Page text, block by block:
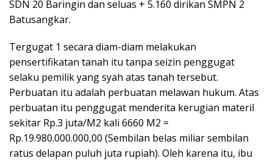
SDN 20 Baringin dan seluas + 5.160 dirikan SMPN 2
Batusangkar.
Tergugat 1 secara diam-diam melakukan
pensertifikatan tanah itu tanpa seizin penggugat
selaku pemilik yang syah atas tanah tersebut.
Perbuatan itu adalah perbuatan melawan hukum. Atas
perbuatan itu penggugat menderita kerugian materil
sekitar Rp.3 juta/M2 kali 6660 M2 =
Rp.19.980.000.000,00 (Sembilan belas miliar sembilan
ratus delapan puluh juta rupiah). Oleh karena itu, ibu